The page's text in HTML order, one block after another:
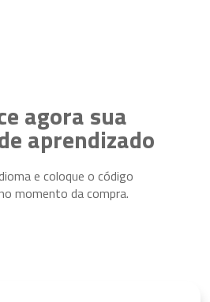
agora sua
aprendizado
e coloque o código
momento da compra.